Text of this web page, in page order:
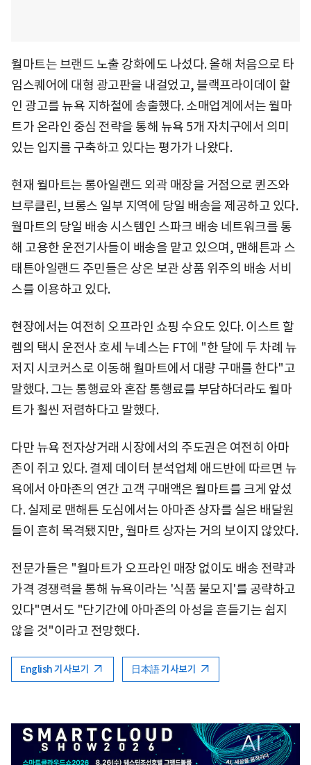
월마트는 브랜드 노출 강화에도 나섰다. 올해 처음으로 타
임스퀘어에 대형 광고판을 내걸었고, 블랙프라이데이 할
인 광고를 뉴욕 지하철에 송출했다. 소매업계에서는 월마
트가 온라인 중심 전략을 통해 뉴욕 5개 자치구에서 의미
있는 입지를 구축하고 있다는 평가가 나왔다.
현재 월마트는 롱아일랜드 외곽 매장을 거점으로 퀸즈와
브루클린, 브롱스 일부 지역에 당일 배송을 제공하고 있다.
월마트의 당일 배송 시스템인 스파크 배송 네트워크를 통
해 고용한 운전기사들이 배송을 맡고 있으며, 맨해튼과 스
태튼아일랜드 주민들은 상온 보관 상품 위주의 배송 서비
스를 이용하고 있다.
현장에서는 여전히 오프라인 쇼핑 수요도 있다. 이스트 할
렘의 택시 운전사 호세 누녜스는 FT에 "한 달에 두 차례 뉴
저지 시코커스로 이동해 월마트에서 대량 구매를 한다"고
말했다. 그는 통행료와 혼잡 통행료를 부담하더라도 월마
트가 훨씬 저렴하다고 말했다.
다만 뉴욕 전자상거래 시장에서의 주도권은 여전히 아마
존이 쥐고 있다. 결제 데이터 분석업체 애드반에 따르면 뉴
욕에서 아마존의 연간 고객 구매액은 월마트를 크게 앞섰
다. 실제로 맨해튼 도심에서는 아마존 상자를 실은 배달원
들이 흔히 목격됐지만, 월마트 상자는 거의 보이지 않았다.
전문가들은 "월마트가 오프라인 매장 없이도 배송 전략과
가격 경쟁력을 통해 뉴욕이라는 '식품 불모지'를 공략하고
있다"면서도 "단기간에 아마존의 아성을 흔들기는 쉽지
않을 것"이라고 전망했다.
English 기사보기 日本語 기사보기